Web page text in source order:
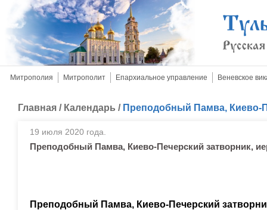
Митрополия Митрополит Епархиальное управление Веневское
Главная / Календарь / Преподобный Памва, Киево-
19 июля 2020 года.
Преподобный Памва, Киево-Печерский затворник,
Преподобный Памва, Киево-Печерский